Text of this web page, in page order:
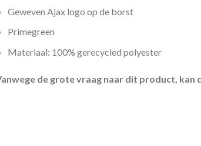
Geweven Ajax logo op de borst
Primegreen
Materiaal: 100% gerecycled polyester
de grote vraag naar dit product, kan